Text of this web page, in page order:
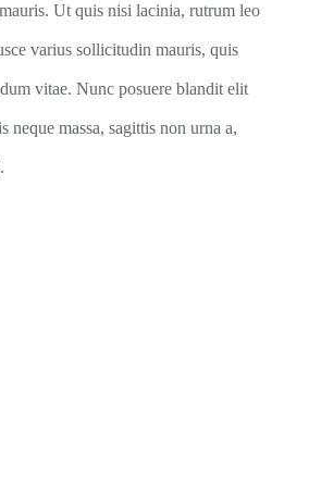
Ut quis nisi lacinia, rutrum leo
varius sollicitudin mauris, quis
vitae. Nunc posuere blandit elit
neque massa, sagittis non urna a,